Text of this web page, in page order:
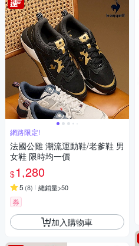
網路限定!
法國公雞 潮流運動鞋/老爹鞋 男
女鞋 限時均一價
$1,280
5 (8) 總銷量>50
券
加入購物車